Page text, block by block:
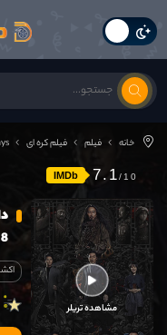
خانه فیلم فیلم کره ای
IMDb 7.1
مشاهده تریلر